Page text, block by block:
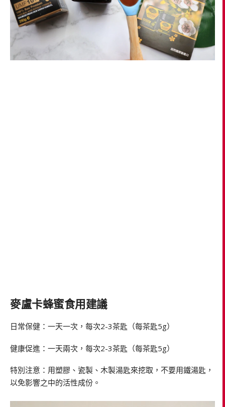
麥盧卡蜂蜜食用建議
日常保健：一天一次，每次2-3茶匙（每茶匙5g）
健康促進：一天兩次，每次2-3茶匙（每茶匙5g）
特別注意：用塑膠、瓷製、木製湯匙來挖取，不要用鐵湯匙，
以免影響之中的活性成份。